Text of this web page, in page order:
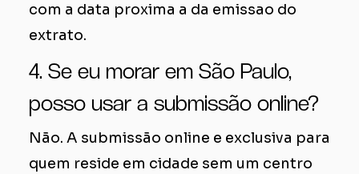
com a data proxima a da emissao do
extrato.
4. Se eu morar em São Paulo,
posso usar a submissão online?
Não. A submissão online e exclusiva para
quem reside em cidade sem um centro